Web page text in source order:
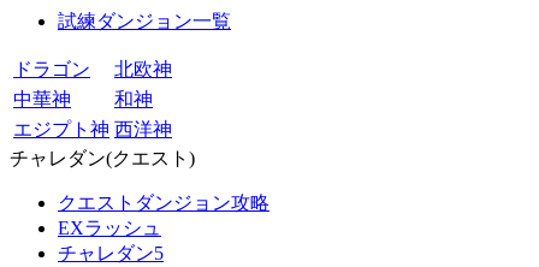
試練ダンジョン一覧
ドラゴン
北欧神
中華神
和神
エジプト神 西洋神
チャレダン(クエスト)
クエストダンジョン攻略
EXラッシュ
チャレダン5